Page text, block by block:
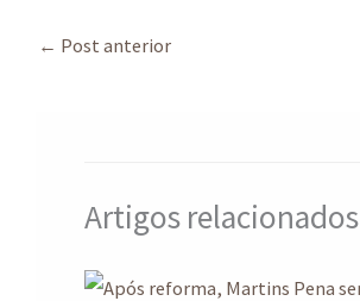
sA
← Post anterior
Artigos relacionados